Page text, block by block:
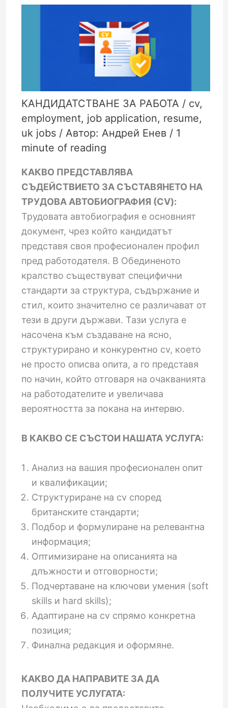
КАНДИДАТСТВАНЕ ЗА РАБОТА / cv,
employment, job application, resume,
uk jobs/ Автор: Андрей Енев / 1
minute of reading
КАКВО ПРЕДСТАВЛЯВА
СЪДЕЙСТВИЕТО ЗА СЪСТАВЯНЕТО НА
ТРУДОВА АВТОБИОГРАФИЯ (CV):
Трудовата автобиография е основният
документ, чрез който кандидатът
представя своя професионален профил
пред работодателя. В Обединеното
кралство съществуват специфични
стандарти за структура, съдържание и
стил, които значително се различават от
тези в други държави. Тази услуга е
насочена към създаване на ясно,
структурирано и конкурентно cv, което
не просто описва опита, а го представя
по начин, който отговаря на очакванията
на работодателите и увеличава
вероятността за покана на интервю.
В КАКВО СЕ СЪСТОИ НАШАТА УСЛУГА:
Анализ на вашия професионален опит
и квалификации;
Структуриране на cv според
британските стандарти;
Подбор и формулиране на релевантна
информация;
Оптимизиране на описанията на
длъжности и отговорности;
Подчертаване на ключови умения (soft
skills и hard skills);
Адаптиране на cv спрямо конкретна
позиция;
Финална редакция и оформяне.
КАКВО ДА НАПРАВИТЕ ЗА ДА
ПОЛУЧИТЕ УСЛУГАТА: